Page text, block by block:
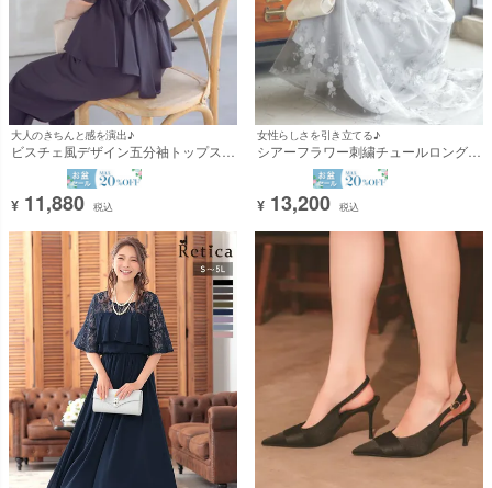
大人のきちんと感を演出♪
ビスチェ風デザイン五分袖トップス×
ワイドパンツツーピース結婚式パーテ
ィードレス [Retica/レティカ]
¥ 11,880 税込
女性らしさを引き立てる♪
シアーフラワー刺繍チュールロングス
カート七分袖ベルスリーブ結婚式パー
ティードレス [Retica/レティカ]
¥ 13,200 税込